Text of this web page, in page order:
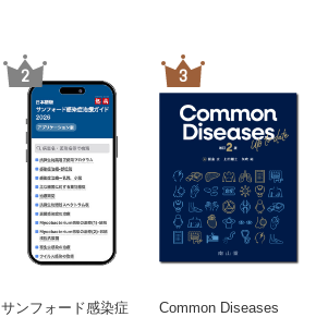
2
サンフォード感染症
3
Common Diseases